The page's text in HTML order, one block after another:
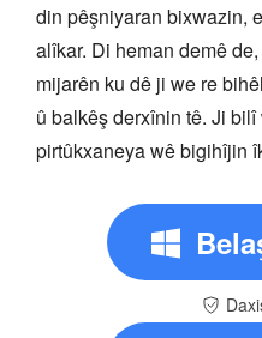
din pêşniyaran bixwazin,
alîkar. Di heman demê
mijarên ku dê ji we re
û balkêş derxînin tê. Ji
pirtûkxaneya wê bigihîjin